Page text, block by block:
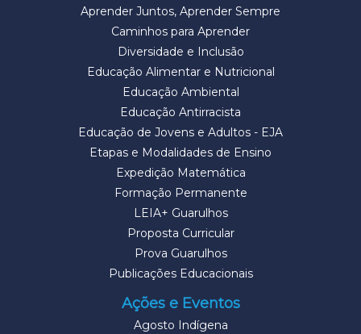
Aprender Juntos, Aprender Sempre
Caminhos para Aprender
Diversidade e Inclusão
Educação Alimentar e Nutricional
Educação Ambiental
Educação Antirracista
Educação de Jovens e Adultos - EJA
Etapas e Modalidades de Ensino
Expedição Matemática
Formação Permanente
LEIA+ Guarulhos
Proposta Curricular
Prova Guarulhos
Publicações Educacionais
Ações e Eventos
Agosto Indígena